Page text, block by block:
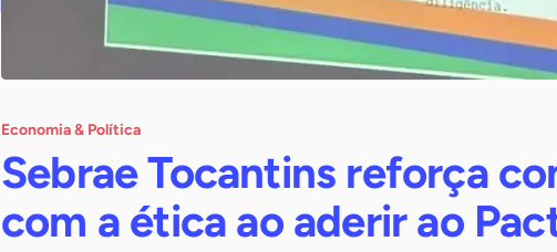
Economia & Política
Sebrae Tocantins reforça
com a ética ao aderir ao